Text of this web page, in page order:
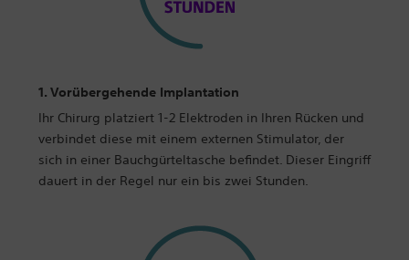
1. Vorübergehende Implantation
Ihr Chirurg platziert 1-2 Elektroden in Ihren Rücken und
verbindet diese mit einem externen Stimulator, der
sich in einer Bauchgürteltasche befindet. Dieser Eingriff
dauert in der Regel nur ein bis zwei Stunden.